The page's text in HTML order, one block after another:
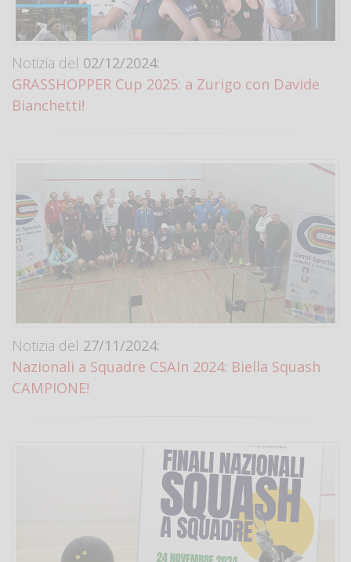
Notizia del 02/12/2024:
GRASSHOPPER Cup 2025: a Zurigo con Davide
Bianchetti!
Notizia del 27/11/2024:
Nazionali a Squadre CSAIn 2024: Biella Squash
CAMPIONE!